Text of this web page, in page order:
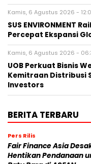
Kamis, 6 Agustus 2026 -
SUS ENVIRONMENT
Percepat Ekspansi
Kamis, 6 Agustus 2026 -
UOB Perkuat Bisnis
Kemitraan Distribusi
Investors
BERITA TERBARU
Pers Rilis
Fair Finance Asia
Hentikan Pendanaan